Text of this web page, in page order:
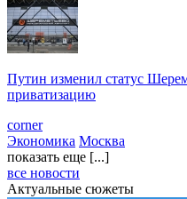
Путин изменил статус
приватизацию
corner
Экономика Москва
показать еще [...]
все новости
Актуальные сюжеты